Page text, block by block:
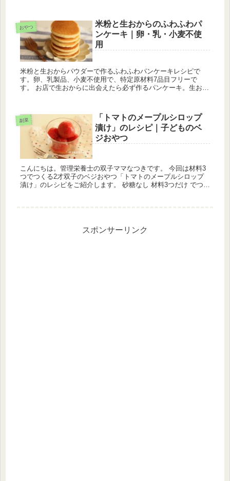
おやつ
米粉と生おからのふわふわパ
ンケーキ｜卵・乳・小麦不使
用
米粉と生おからパウダーで作るふわふわパンケーキレシピで
す。卵、乳製品、小麦不使用で、特定原材料7品目フリーで
す。 お店で生おからに出会えたら必ず作るパンケーキ。生おか
副菜
「トマトのメープルシロップ
漬け」のレシピ｜子どものベ
ジおやつ
こんにちは。管理栄養士の双子ママなつきです。 今回は材料3
つでつくる2才双子のベジおやつ「トマトのメープルシロップ
漬け」のレシピをご紹介します。 砂糖なし 材料3つだけ でつく
スポンサーリンク